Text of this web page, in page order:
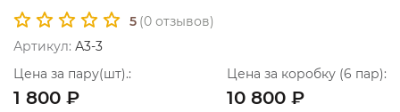
5 (0 отзывов)
Артикул: А3-3
Цена за пару(шт).:
1 800 ₽
Цена за коробку (6 пар):
10 800 ₽